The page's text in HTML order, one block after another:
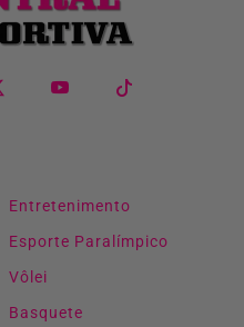
Entretenimento
Esporte Paralímpico
Vôlei
Basquete